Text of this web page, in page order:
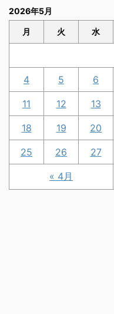
2026年5月
月 火 水
« 4月
4 5 6
11 12 13
18 19 20
25 26 27